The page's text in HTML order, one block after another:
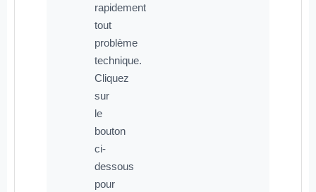
rapidement
tout
problème
technique.
Cliquez
sur
le
bouton
ci-
dessous
pour